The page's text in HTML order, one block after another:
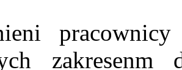
zakresenm